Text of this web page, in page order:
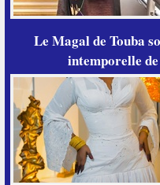
Le Magal de Touba
intemporelle